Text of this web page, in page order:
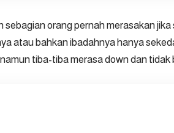
sebagian orang pernah merasakan
atau bahkan ibadahnya hanya
tiba-tiba merasa down dan tidak